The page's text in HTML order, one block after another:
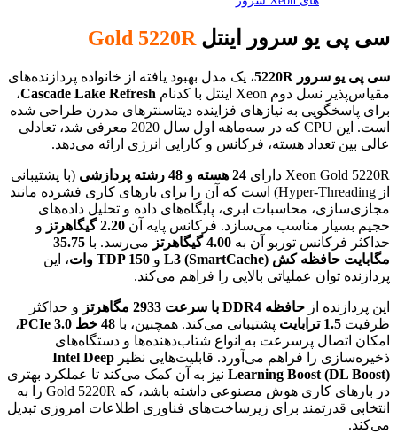
سی پی یو سرور اینتلGold 5220R
سی پی یو سرور 5220R
، یک مدل بهبود یافته از خانواده پردازنده‌های
مقیاس‌پذیر نسل دوم Xeon اینتل با کدنام
Cascade Lake Refresh،
برای پاسخگویی به نیازهای فزاینده دیتاسنترهای مدرن طراحی شده
است. این CPU که در سه‌ماهه اول سال 2020 معرفی شد، تعادلی
عالی بین تعداد هسته، فرکانس و کارایی انرژی ارائه می‌دهد.
Xeon Gold 5220R دارای 24 هسته و 48 رشته پردازشی
(با پشتیبانی
از Hyper-Threading) است که آن را برای بارهای کاری فشرده مانند
مجازی‌سازی، محاسبات ابری، پایگاه‌های داده و تحلیل داده‌های
حجیم بسیار مناسب می‌سازد. فرکانس پایه آن 2.20 گیگاهرتز
و
حداکثر فرکانس توربو آن به 4.00 گیگاهرتز می‌رسد. با 35.75
مگابایت حافظه کش L3 (SmartCache)
و TDP 150 وات
، این
پردازنده توان عملیاتی بالایی را فراهم می‌کند.
این پردازنده از حافظه DDR4 با سرعت 2933 مگاهرتز
و حداکثر
ظرفیت 1.5 ترابایت پشتیبانی می‌کند. همچنین، با 48 خط PCIe 3.0
،
امکان اتصال پرسرعت به انواع شتاب‌دهنده‌ها و دستگاه‌های
ذخیره‌سازی را فراهم می‌آورد. قابلیت‌هایی نظیر Intel Deep
Learning Boost (DL Boost) نیز به آن کمک می‌کند تا عملکرد بهتری
در بارهای کاری هوش مصنوعی داشته باشد، که Gold 5220R را به
انتخابی قدرتمند برای زیرساخت‌های فناوری اطلاعات امروزی تبدیل
می‌کند.